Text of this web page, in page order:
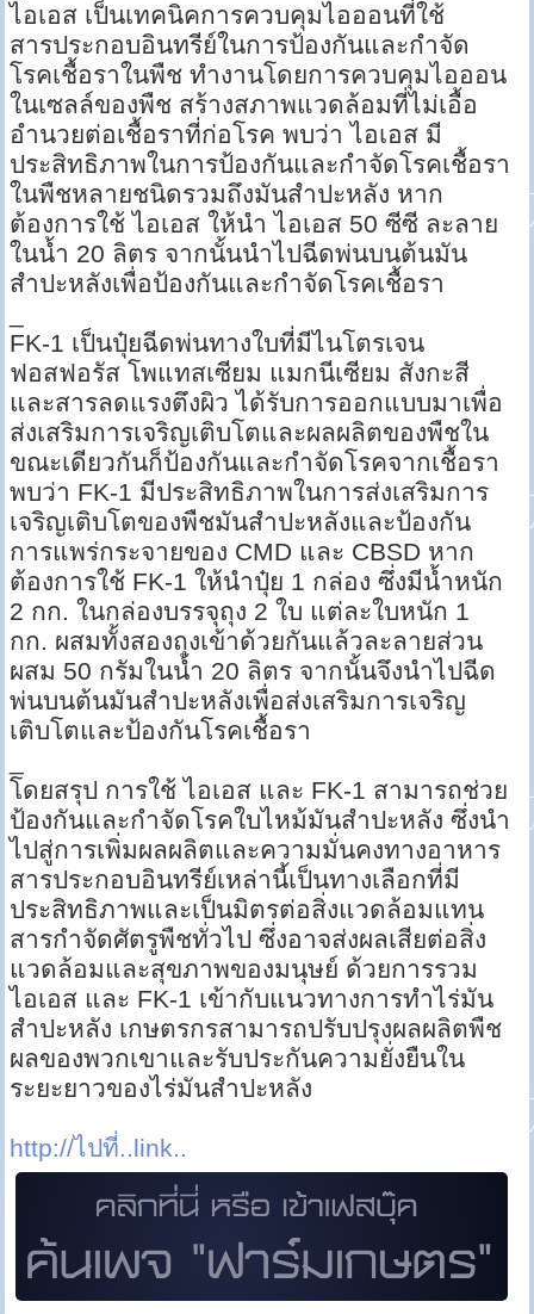
ไอเอส เป็นเทคนิคการควบคุมไอออนที่ใช้
สารประกอบอินทรีย์ในการป้องกันและกำจัด
โรคเชื้อราในพืช ทำงานโดยการควบคุมไอออน
ในเซลล์ของพืช สร้างสภาพแวดล้อมที่ไม่เอื้อ
อำนวยต่อเชื้อราที่ก่อโรค พบว่า ไอเอส มี
ประสิทธิภาพในการป้องกันและกำจัดโรคเชื้อรา
ในพืชหลายชนิดรวมถึงมันสำปะหลัง หาก
ต้องการใช้ ไอเอส ให้นำ ไอเอส 50 ซีซี ละลาย
ในน้ำ 20 ลิตร จากนั้นนำไปฉีดพ่นบนต้นมัน
สำปะหลังเพื่อป้องกันและกำจัดโรคเชื้อรา
FK-1 เป็นปุ๋ยฉีดพ่นทางใบที่มีไนโตรเจน
ฟอสฟอรัส โพแทสเซียม แมกนีเซียม สังกะสี
และสารลดแรงตึงผิว ได้รับการออกแบบมาเพื่อ
ส่งเสริมการเจริญเติบโตและผลผลิตของพืชใน
ขณะเดียวกันก็ป้องกันและกำจัดโรคจากเชื้อรา
พบว่า FK-1 มีประสิทธิภาพในการส่งเสริมการ
เจริญเติบโตของพืชมันสำปะหลังและป้องกัน
การแพร่กระจายของ CMD และ CBSD หาก
ต้องการใช้ FK-1 ให้นำปุ๋ย 1 กล่อง ซึ่งมีน้ำหนัก
2 กก. ในกล่องบรรจุถุง 2 ใบ แต่ละใบหนัก 1
กก. ผสมทั้งสองถุงเข้าด้วยกันแล้วละลายส่วน
ผสม 50 กรัมในน้ำ 20 ลิตร จากนั้นจึงนำไปฉีด
พ่นบนต้นมันสำปะหลังเพื่อส่งเสริมการเจริญ
เติบโตและป้องกันโรคเชื้อรา
โดยสรุป การใช้ ไอเอส และ FK-1 สามารถช่วย
ป้องกันและกำจัดโรคใบไหม้มันสำปะหลัง ซึ่งนำ
ไปสู่การเพิ่มผลผลิตและความมั่นคงทางอาหาร
สารประกอบอินทรีย์เหล่านี้เป็นทางเลือกที่มี
ประสิทธิภาพและเป็นมิตรต่อสิ่งแวดล้อมแทน
สารกำจัดศัตรูพืชทั่วไป ซึ่งอาจส่งผลเสียต่อสิ่ง
แวดล้อมและสุขภาพของมนุษย์ ด้วยการรวม
ไอเอส และ FK-1 เข้ากับแนวทางการทำไร่มัน
สำปะหลัง เกษตรกรสามารถปรับปรุงผลผลิตพืช
ผลของพวกเขาและรับประกันความยั่งยืนใน
ระยะยาวของไร่มันสำปะหลัง
http://ไปที่..link..